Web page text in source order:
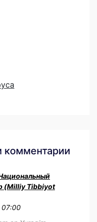
комментарии
(Milliy Tibbiyot
07:00